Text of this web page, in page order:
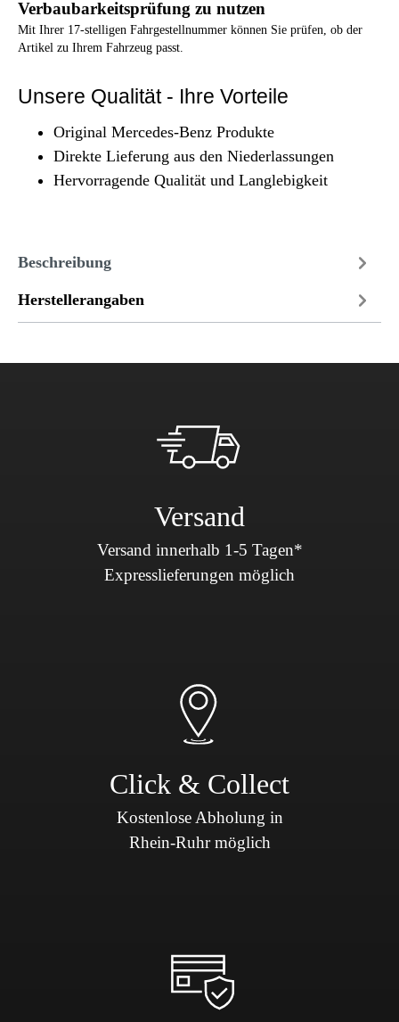
Verbaubarkeitsprüfung zu nutzen
Mit Ihrer 17-stelligen Fahrgestellnummer können Sie prüfen, ob der
Artikel zu Ihrem Fahrzeug passt.
Unsere Qualität - Ihre Vorteile
Original Mercedes-Benz Produkte
Direkte Lieferung aus den Niederlassungen
Hervorragende Qualität und Langlebigkeit
Beschreibung
Herstellerangaben
Versand
Versand innerhalb 1-5 Tagen*
Expresslieferungen möglich
Click & Collect
Kostenlose Abholung in
Rhein-Ruhr möglich